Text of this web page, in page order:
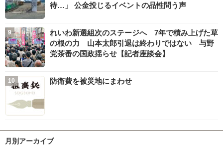
待…」 公金投じるイベントの品性問う声
れいわ新選組次のステージへ 7年で積み上げた草
の根の力 山本太郎引退は終わりではない 与野
党茶番の国政揺らせ【記者座談会】
防衛費を被災地にまわせ
月別アーカイブ